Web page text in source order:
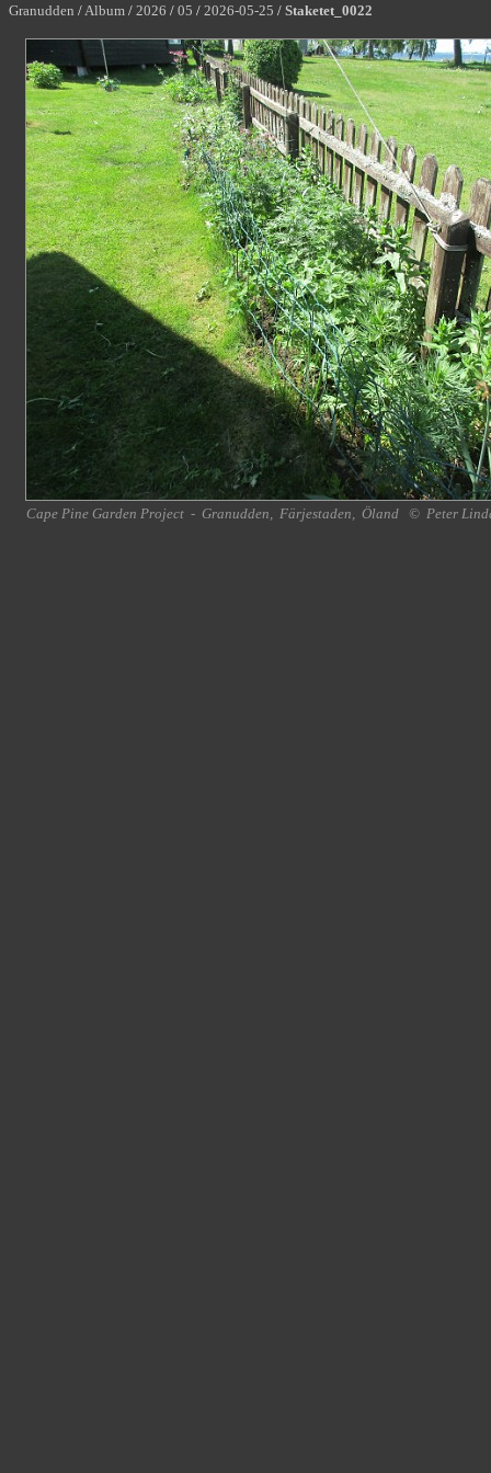
Granudden /Album / 2026 / 05 / 2026-05-25 / Staketet_0022
Cape Pine Garden Project - Granudden, Färjestaden, Öland © Peter